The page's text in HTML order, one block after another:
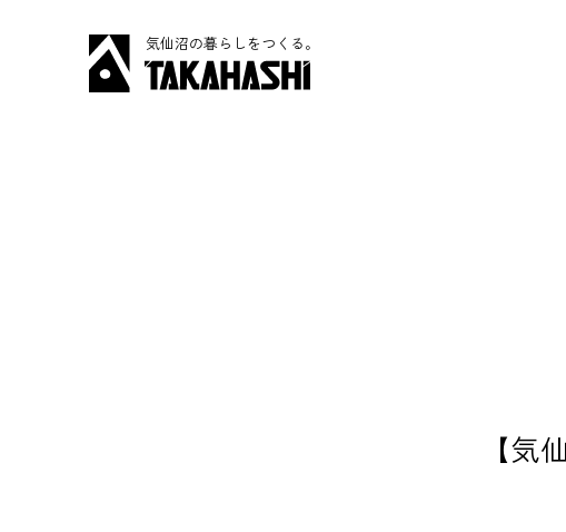
気仙沼の暮らしをつくる。
【